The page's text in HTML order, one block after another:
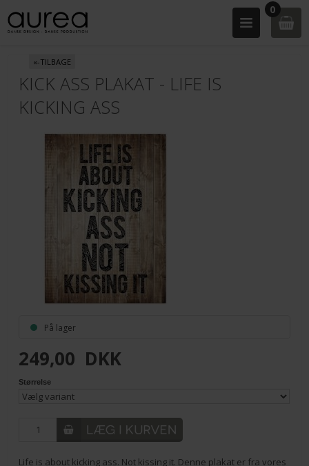
0
«-TILBAGE
KICK ASS PLAKAT - LIFE IS
KICKING ASS
På lager
249,00 DKK
Størrelse
Life is about kicking ass. Not kissing it. Denne plakat er fra vores